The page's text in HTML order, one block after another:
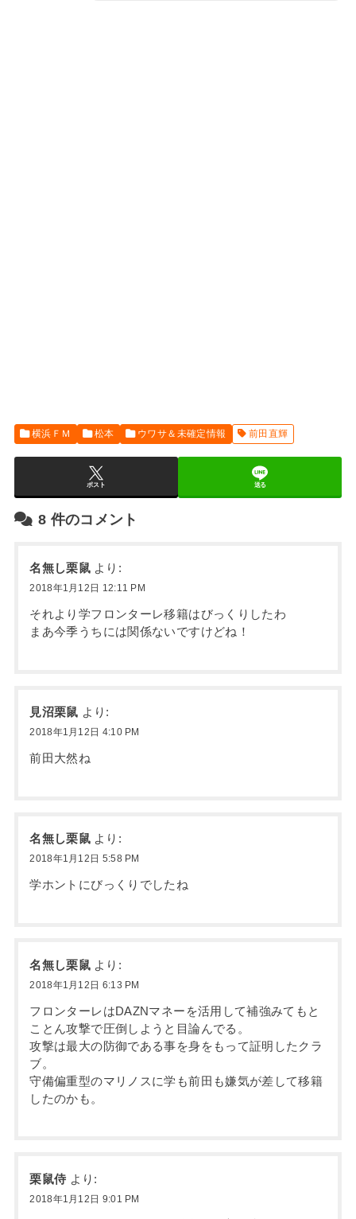
横浜ＦＭ 松本 ウワサ＆未確定情報 前田直輝
ポスト 送る
8 件のコメント
名無し栗鼠 より:
2018年1月12日 12:11 PM
それより学フロンターレ移籍はびっくりしたわ
まあ今季うちには関係ないですけどね！
見沼栗鼠 より:
2018年1月12日 4:10 PM
前田大然ね
名無し栗鼠 より:
2018年1月12日 5:58 PM
学ホントにびっくりでしたね
名無し栗鼠 より:
2018年1月12日 6:13 PM
フロンターレはDAZNマネーを活用して補強みてもと
ことん攻撃で圧倒しようと目論んでる。
攻撃は最大の防御である事を身をもって証明したクラ
ブ。
守備偏重型のマリノスに学も前田も嫌気が差して移籍
したのかも。
栗鼠侍 より:
2018年1月12日 9:01 PM